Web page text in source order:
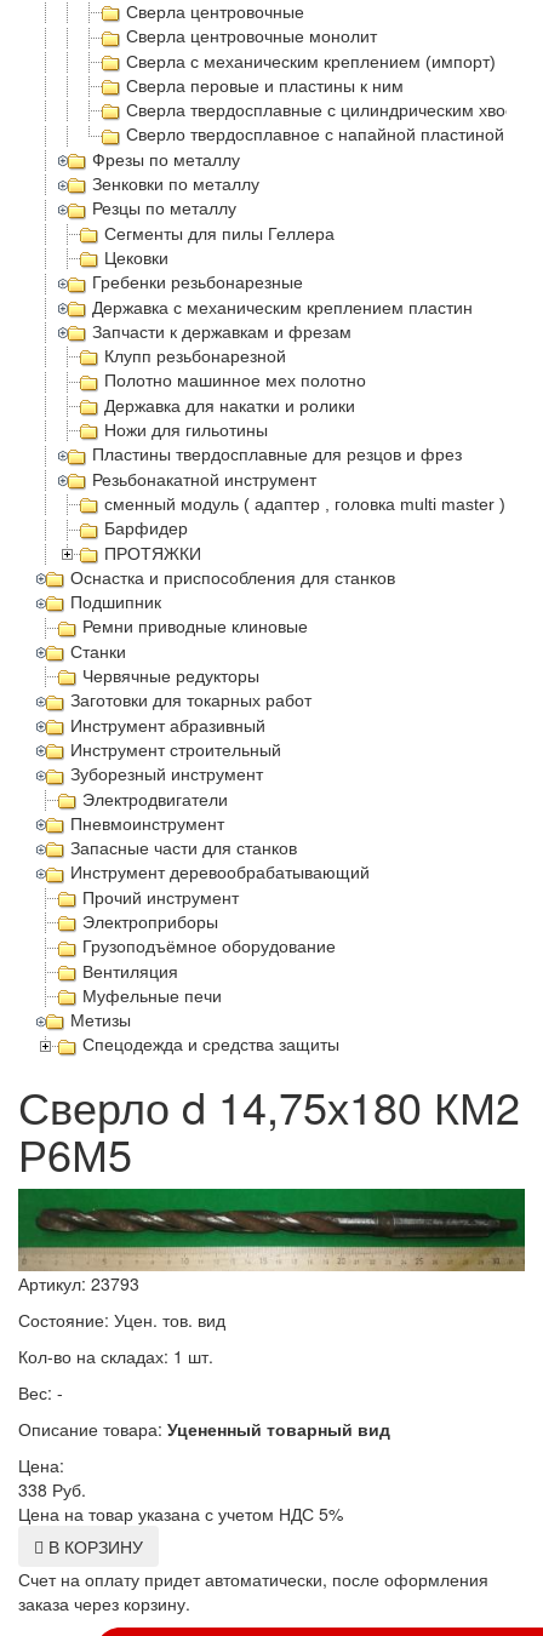
Сверла центровочные
Сверла центровочные монолит
Сверла с механическим креплением (импорт)
Сверла перовые и пластины к ним
Сверла твердосплавные с цилиндрическим
Сверло твердосплавное с напайной пластиной
Фрезы по металлу
Зенковки по металлу
Резцы по металлу
Сегменты для пилы Геллера
Цековки
Гребенки резьбонарезные
Державка с механическим креплением пластин
Запчасти к державкам и фрезам
Клупп резьбонарезной
Полотно машинное мех полотно
Державка для накатки и ролики
Ножи для гильотины
Пластины твердосплавные для резцов и фрез
Резьбонакатной инструмент
сменный модуль ( адаптер , головка multi master )
Барфидер
ПРОТЯЖКИ
Оснастка и приспособления для станков
Подшипник
Ремни приводные клиновые
Станки
Червячные редукторы
Заготовки для токарных работ
Инструмент абразивный
Инструмент строительный
Зуборезный инструмент
Электродвигатели
Пневмоинструмент
Запасные части для станков
Инструмент деревообрабатывающий
Прочий инструмент
Электроприборы
Грузоподъёмное оборудование
Вентиляция
Муфельные печи
Метизы
Спецодежда и средства защиты
Сверло d 14,75х180 КМ2
Р6М5
Артикул: 23793
Состояние: Уцен. тов. вид
Кол-во на складах: 1 шт.
Вес: -
Описание товара: Уцененный товарный вид
Цена:
338 Руб.
Цена на товар указана с учетом НДС 5%
В КОРЗИНУ
Счет на оплату придет автоматически, после оформления
заказа через корзину.